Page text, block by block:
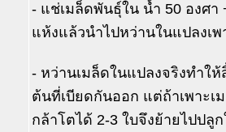
- แช่เมล็ดพันธุ์ใน น้ำ 50 องศ
แห้งแล้วนำไปหว่านในแปลงเ
- หว่านเมล็ดในแปลงจริงทำใ
ต้นที่เบียดกันออก แต่ถ้าเพาะเ
กล้าโตได้ 2-3 ใบจึงย้ายไปปลู